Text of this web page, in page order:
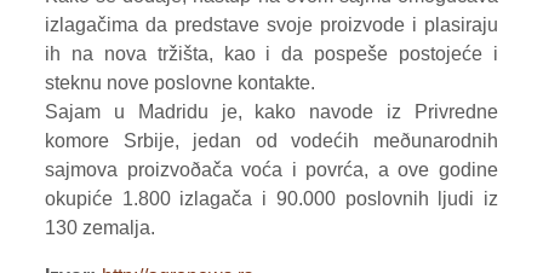
izlagačima da predstave svoje proizvode i plasiraju
ih na nova tržišta, kao i da pospeše postojeće i
steknu nove poslovne kontakte.
Sajam u Madridu je, kako navode iz Privredne
komore Srbije, jedan od vodećih meðunarodnih
sajmova proizvoðača voća i povrća, a ove godine
okupiće 1.800 izlagača i 90.000 poslovnih ljudi iz
130 zemalja.